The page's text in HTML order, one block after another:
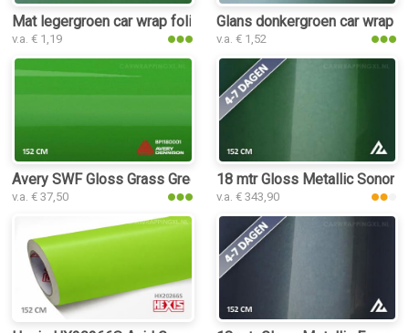
Mat legergroen car wrap folie
v.a. € 1,19
Glans donkergroen car wrap
v.a. € 1,52
Avery SWF Gloss Grass Green car wrap folie
v.a. € 37,50
18 mtr Gloss Metallic
v.a. € 343,90